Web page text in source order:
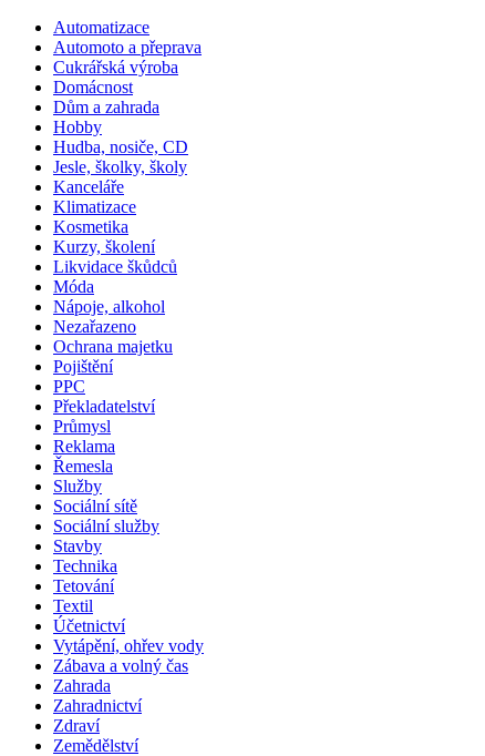
Automatizace
Automoto a přeprava
Cukrářská výroba
Domácnost
Dům a zahrada
Hobby
Hudba, nosiče, CD
Jesle, školky, školy
Kanceláře
Klimatizace
Kosmetika
Kurzy, školení
Likvidace škůdců
Móda
Nápoje, alkohol
Nezařazeno
Ochrana majetku
Pojištění
PPC
Překladatelství
Průmysl
Reklama
Řemesla
Služby
Sociální sítě
Sociální služby
Stavby
Technika
Tetování
Textil
Účetnictví
Vytápění, ohřev vody
Zábava a volný čas
Zahrada
Zahradnictví
Zdraví
Zemědělství